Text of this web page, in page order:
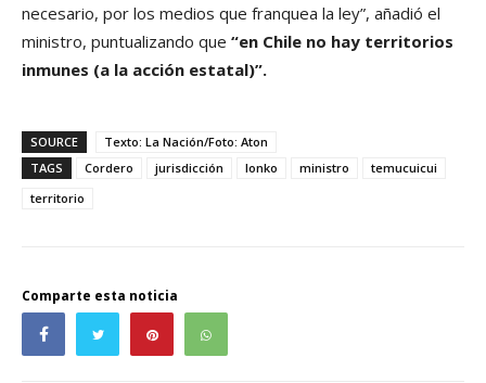
necesario, por los medios que franquea la ley”, añadió el
ministro, puntualizando que “en Chile no hay territorios
inmunes (a la acción estatal)”.
SOURCE
Texto: La Nación/Foto: Aton
TAGS
Cordero jurisdicción lonko ministro
temucuicui
territorio
Comparte esta noticia